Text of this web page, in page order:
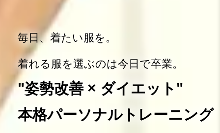
毎日、着たい服を。
着れる服を選ぶのは今日で卒業。
"姿勢改善 × ダイエット"
本格パーソナルトレーニング